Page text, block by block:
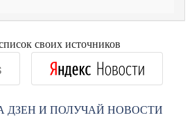
своих источников
ДЗЕН И ПОЛУЧАЙ НОВОСТИ